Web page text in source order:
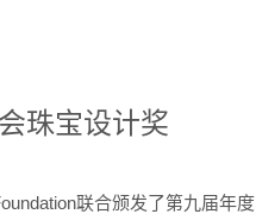
珠宝设计奖
联合颁发了第九届年度